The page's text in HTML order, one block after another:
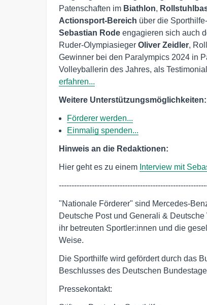
Patenschaften im Biathlon,
Actionsport-Bereich über die
Sebastian Rode engagieren sich auch
Ruder-Olympiasieger Oliver Zeidler,
Gewinner bei den Paralympics 2024 in
Volleyballerin des Jahres, als
erfahren...
Weitere Unterstützungsmöglichkeiten:
Förderer werden...
Einmalig spenden...
Hinweis an die Redaktionen:
Hier geht es zu einem Interview mit
"Nationale Förderer" sind Mercedes-
Deutsche Post und Generali &
ihr betreuten Sportler:innen und die
Weise.
Die Sporthilfe wird gefördert durch das
Beschlusses des Deutschen
Pressekontakt: